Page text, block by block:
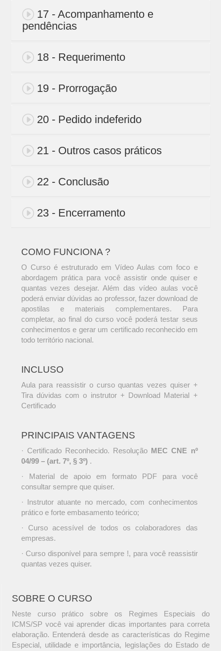
17 - Acompanhamento e
pendências
18 - Requerimento
19 - Prorrogação
20 - Pedido indeferido
21 - Outros casos práticos
22 - Conclusão
23 - Encerramento
COMO FUNCIONA ?
O Curso é estruturado em Vídeo Aulas com foco e
abordagem prática para você assistir onde quiser e
quantas vezes desejar. Além das vídeo aulas você
poderá enviar dúvidas ao professor, fazer download de
apostilas e materiais complementares. Para
completar, ao final do curso você poderá testar seus
conhecimentos e gerar um certificado reconhecido em
todo território nacional.
INCLUSO
Aula para reassistir o curso quantas vezes quiser +
Tira dúvidas com o instrutor + Download Material +
Certificado
PRINCIPAIS VANTAGENS
· Certificado Reconhecido. Resolução MEC CNE nº
04/99 – (art. 7º, § 3º) .
· Material de apoio em formato PDF para você
consultar sempre que quiser.
· Instrutor atuante no mercado, com conhecimentos
prático e forte embasamento teórico;
· Curso acessível de todos os colaboradores das
empresas.
· Curso disponível para sempre !, para você reassistir
quantas vezes quiser.
SOBRE O CURSO
Neste curso prático sobre os Regimes Especiais do
ICMS/SP você vai aprender dicas importantes para correta
elaboração. Entenderá desde as características do Regime
Especial, utilidade e importância, legislações do Estado de